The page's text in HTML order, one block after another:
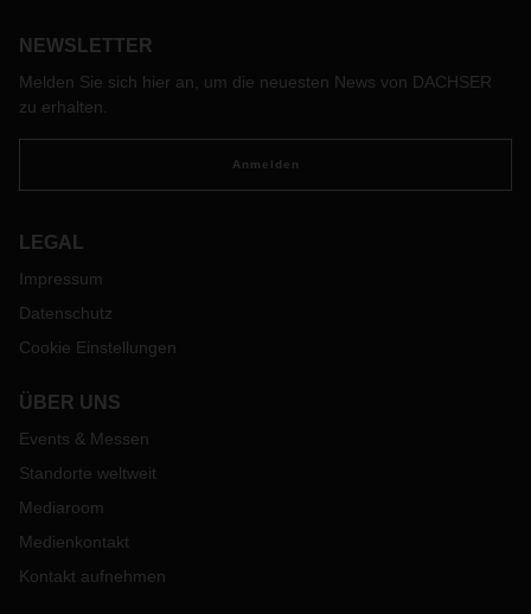
Wertbeitrag messen will, kann eine Logistikbilanz erstellen,
Development, Strategy & PR bei DACHSER.
NEWSLETTER
Melden Sie sich hier an, um die neuesten News von DACHSER
zu erhalten.
Anmelden
LEGAL
Impressum
Datenschutz
Cookie Einstellungen
ÜBER UNS
Events & Messen
Standorte weltweit
Mediaroom
Medienkontakt
Kontakt aufnehmen